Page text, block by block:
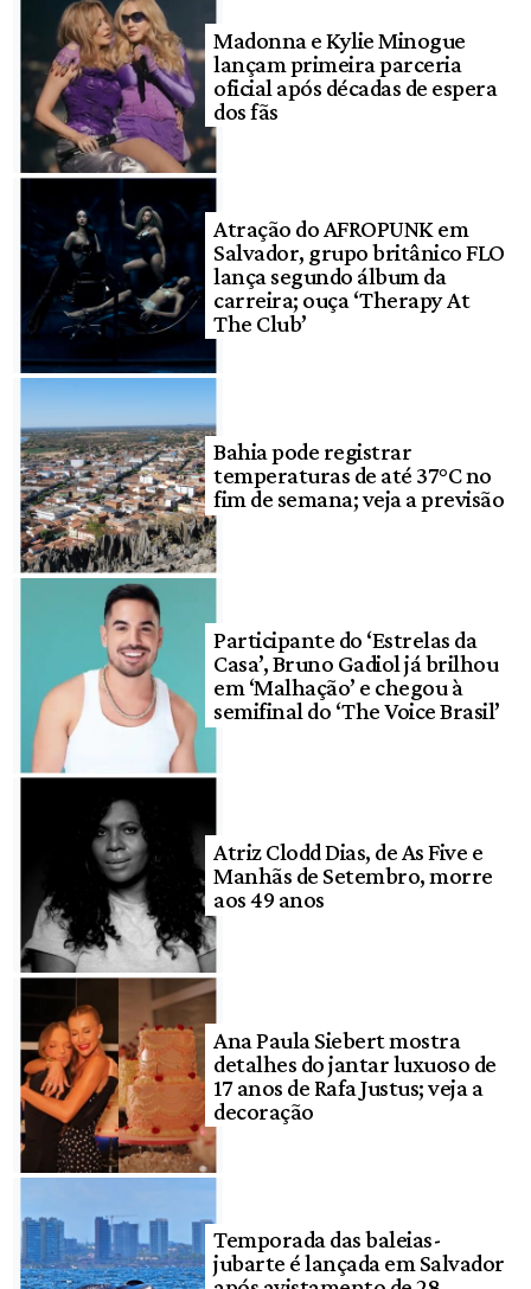
Madonna e Kylie Minogue
lançam primeira parceria
oficial após décadas de espera
dos fãs
Atração do AFROPUNK em
Salvador, grupo britânico FLO
lança segundo álbum da
carreira; ouça ‘Therapy At
The Club’
Bahia pode registrar
temperaturas de até 37°C no
fim de semana; veja a previsão
Participante do ‘Estrelas da
Casa’, Bruno Gadiol já brilhou
em ‘Malhação’ e chegou à
semifinal do ‘The Voice Brasil’
Atriz Clodd Dias, de As Five e
Manhãs de Setembro, morre
aos 49 anos
Ana Paula Siebert mostra
detalhes do jantar luxuoso de
17 anos de Rafa Justus; veja a
decoração
Temporada das baleias-
jubarte é lançada em Salvador